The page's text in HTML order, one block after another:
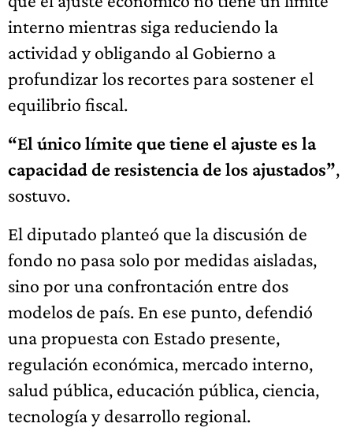
interno mientras siga reduciendo la
actividad y obligando al Gobierno a
profundizar los recortes para sostener el
equilibrio fiscal.
“El único límite que tiene el ajuste es la
capacidad de resistencia de los ajustados”,
sostuvo.
El diputado planteó que la discusión de
fondo no pasa solo por medidas aisladas,
sino por una confrontación entre dos
modelos de país. En ese punto, defendió
una propuesta con Estado presente,
regulación económica, mercado interno,
salud pública, educación pública, ciencia,
tecnología y desarrollo regional.